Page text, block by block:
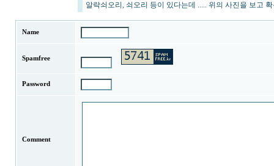
알락쇠오리, 쇠오리 등이 있다는데 ..... 위의 사진을 보고
Name
Spamfree
Password
Comment